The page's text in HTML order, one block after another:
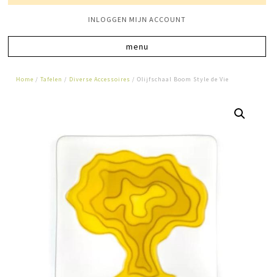
INLOGGEN MIJN ACCOUNT
Home /Tafelen / Diverse Accessoires / Olijfschaal Boom Style de Vie